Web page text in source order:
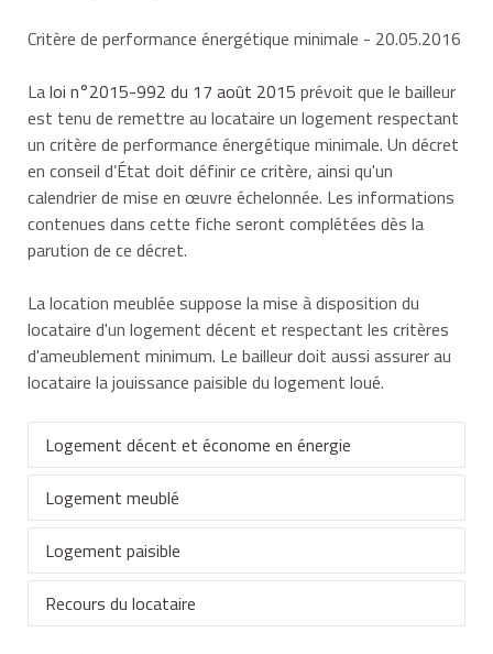
Critère de performance énergétique minimale - 20.05.2016
Laloi n°2015-992 du 17 août 2015 prévoit que le bailleur
est tenu de remettre au locataire un logement respectant
un critère de performance énergétique minimale. Un décret
en conseil d’État doit définir ce critère, ainsi qu'un
calendrier de mise en œuvre échelonnée. Les informations
contenues dans cette fiche seront complétées dès la
parution de ce décret.
La location meublée suppose la mise à disposition du
locataire d'un logement décent et respectant les critères
d'ameublement minimum. Le bailleur doit aussi assurer au
locataire la jouissance paisible du logement loué.
Logement décent et économe en énergie
Le propriétaire doit remettre au locataire unlogement
décent,c'est-à-dire un logement :
sans risque de porter atteinte à la sécurité
Logement meublé
Bail signé avant le 1er septembre 2015
La loi ne précise pas les critères d'ameublement
auxquels doit répondre un logement meublé. C'est
Bail signé depuis le 1er septembre 2015
Logement paisible
Le propriétaire doit assurer au locataire la jouissance
Recours du locataire